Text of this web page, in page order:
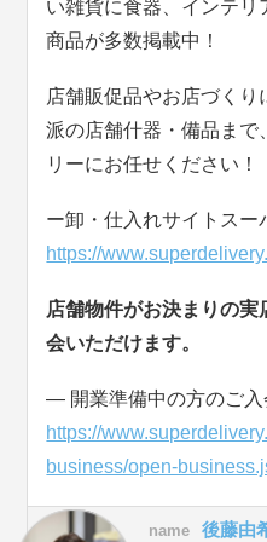
い雑貨に食器、インテリ
商品が多数掲載中！
店舗販促品やお店づく
派の店舗什器・備品ま
リーにお任せください！
ー卸・仕入れサイトス
https://
店舗物件がお決まりの実
会いただけます。
― 開業準備中の方のご
https://
business/open-
name 後藤由